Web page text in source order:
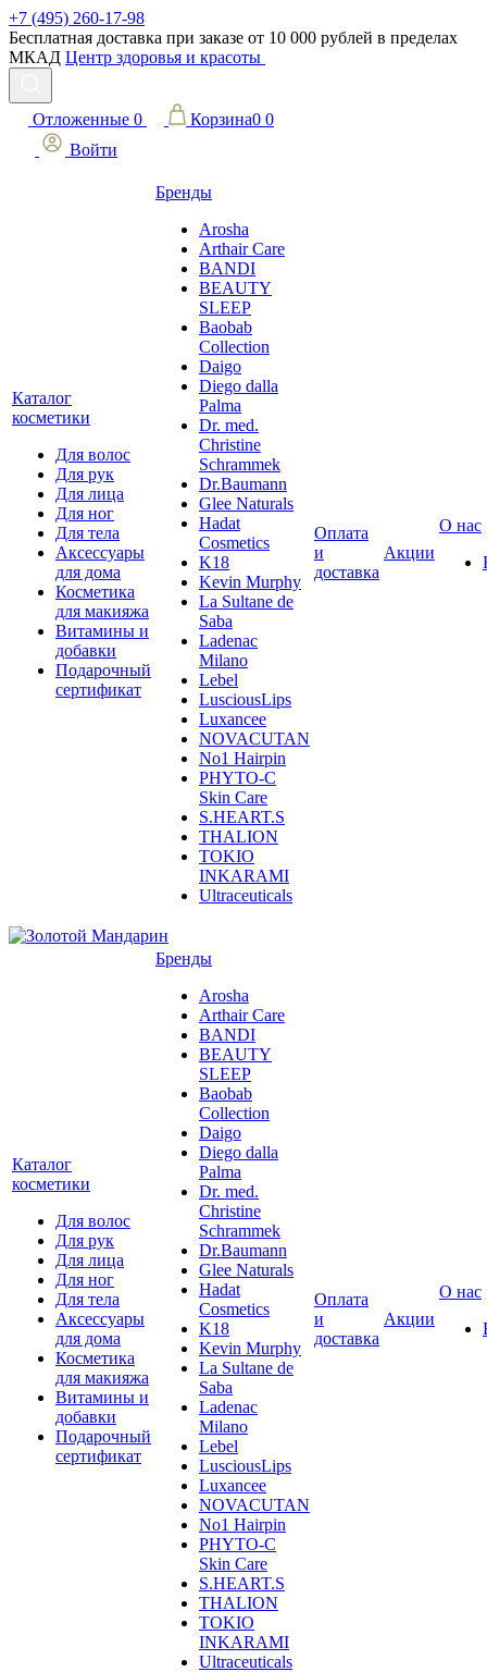
+7 (495) 260-17-98
Бесплатная доставка при заказе от 10 000 рублей в пределах
МКАД Центр здоровья и красоты
Отложенные 0 Корзина0 0
Войти
Каталог
косметики
Для волос
Для рук
Для лица
Для ног
Для тела
Аксессуары
для дома
Косметика
для макияжа
Витамины и
добавки
Подарочный
сертификат
Бренды
Arosha
Arthair Care
BANDI
BEAUTY
SLEEP
Baobab
Collection
Daigo
Diego dalla
Palma
Dr. med.
Christine
Schrammek
Dr.Baumann
Glee Naturals
Hadat
Cosmetics
K18
Kevin Murphy
La Sultane de
Saba
Ladenac
Milano
Lebel
LusciousLips
Luxancee
NOVACUTAN
No1 Hairpin
PHYTO-C
Skin Care
S.HEART.S
THALION
TOKIO
INKARAMI
Ultraceuticals
Оплата
и
доставка
Акции
О нас
Каталог
косметики
Для волос
Для рук
Для лица
Для ног
Для тела
Аксессуары
для дома
Косметика
для макияжа
Витамины и
добавки
Подарочный
сертификат
Бренды
Arosha
Arthair Care
BANDI
BEAUTY
SLEEP
Baobab
Collection
Daigo
Diego dalla
Palma
Dr. med.
Christine
Schrammek
Dr.Baumann
Glee Naturals
Hadat
Cosmetics
K18
Kevin Murphy
La Sultane de
Saba
Ladenac
Milano
Lebel
LusciousLips
Luxancee
NOVACUTAN
No1 Hairpin
PHYTO-C
Skin Care
S.HEART.S
THALION
TOKIO
INKARAMI
Ultraceuticals
Оплата
и
доставка
Акции
О нас